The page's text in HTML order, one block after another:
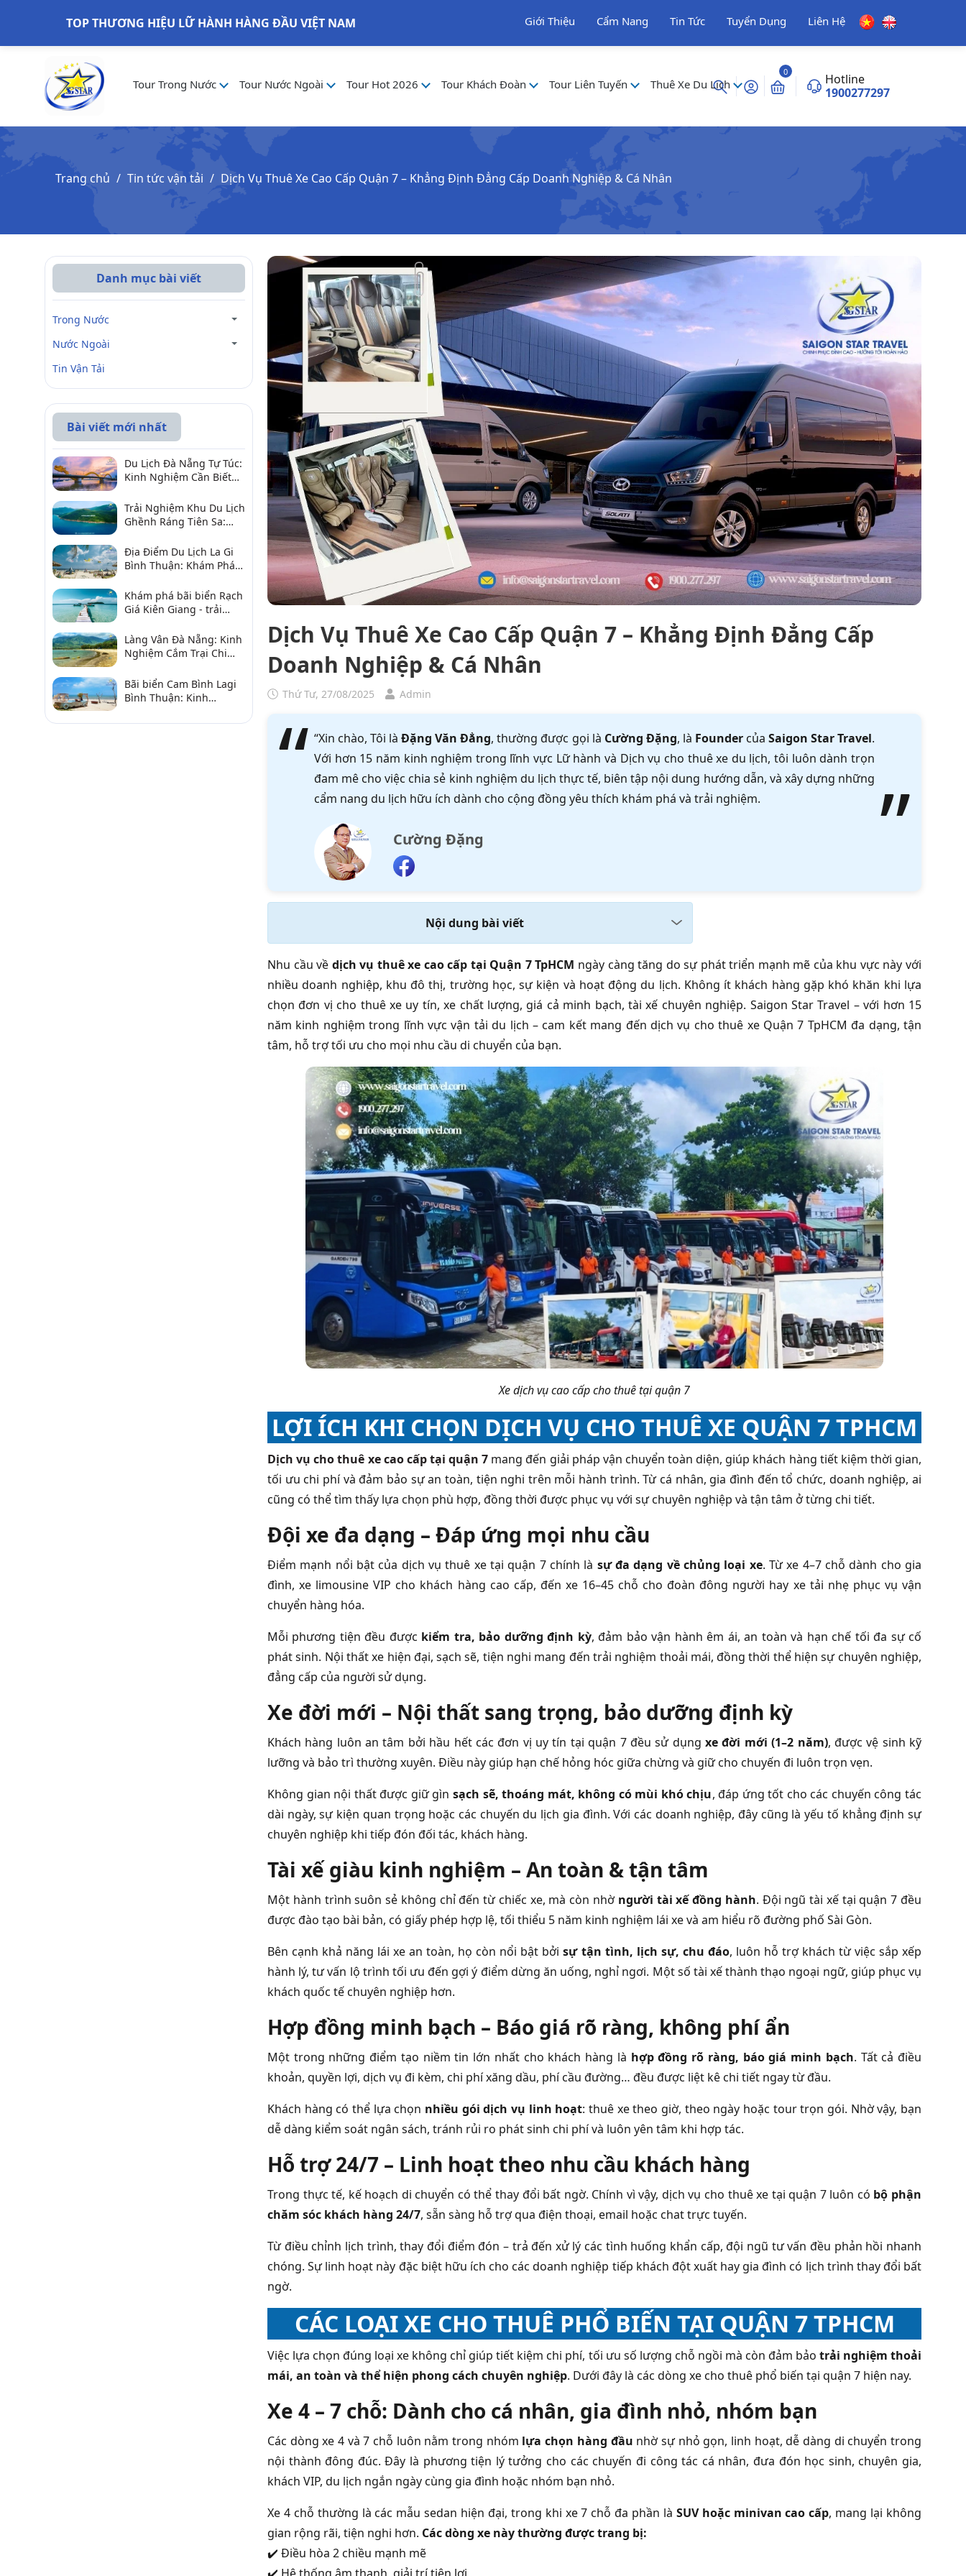
TOP THƯƠNG HIỆU LỮ HÀNH HÀNG ĐẦU VIỆT NAM Giới Thiệu Cẩm Nang Tin Tức Tuyển Dụng Liên Hệ
Tour Trong Nước Tour Nước Ngoài Tour Hot 2026 Tour Khách Đoàn Tour Liên Tuyến Thuê Xe Du Lịch
0
Hotline
1900277297
Trang chủ Tin tức vận tải Dịch Vụ Thuê Xe Cao Cấp Quận 7 – Khẳng Định Đẳng Cấp Doanh Nghiệp & Cá Nhân
Dịch Vụ Thuê Xe Cao Cấp Quận 7 – Khẳng Định Đẳng Cấp
Doanh Nghiệp & Cá Nhân
Thứ Tư, 27/08/2025 Admin
“Xin chào, Tôi làĐặng Văn Đẳng, thường được gọi là Cường Đặng, là Foundercủa Saigon Star Travel.
Với hơn 15 năm kinh nghiệm trong lĩnh vực Lữ hành và Dịch vụ cho thuê xe du lịch, tôi luôn dành trọn
đam mê cho việc chia sẻ kinh nghiệm du lịch thực tế, biên tập nội dung hướng dẫn, và xây dựng những
cẩm nang du lịch hữu ích dành cho cộng đồng yêu thích khám phá và trải nghiệm.
Cường Đặng
Nội dung bài viết
Nhu cầu về dịch vụ thuê xe cao cấp tại Quận 7 TpHCM ngày càng tăng do sự phát triển mạnh mẽ của khu vực này với
nhiều doanh nghiệp, khu đô thị, trường học, sự kiện và hoạt động du lịch. Không ít khách hàng gặp khó khăn khi lựa
chọn đơn vị cho thuê xe uy tín, xe chất lượng, giá cả minh bạch, tài xế chuyên nghiệp. Saigon Star Travel – với hơn 15
năm kinh nghiệm trong lĩnh vực vận tải du lịch – cam kết mang đến dịch vụ cho thuê xe Quận 7 TpHCM đa dạng, tận
tâm, hỗ trợ tối ưu cho mọi nhu cầu di chuyển của bạn.
Xe dịch vụ cao cấp cho thuê tại quận 7
LỢI ÍCH KHI CHỌN DỊCH VỤ CHO THUÊ XE QUẬN 7 TPHCM
Dịch vụ cho thuê xe cao cấp tại quận 7 mang đến giải pháp vận chuyển toàn diện, giúp khách hàng tiết kiệm thời gian,
tối ưu chi phí và đảm bảo sự an toàn, tiện nghi trên mỗi hành trình. Từ cá nhân, gia đình đến tổ chức, doanh nghiệp, ai
cũng có thể tìm thấy lựa chọn phù hợp, đồng thời được phục vụ với sự chuyên nghiệp và tận tâm ở từng chi tiết.
Đội xe đa dạng – Đáp ứng mọi nhu cầu
Điểm mạnh nổi bật của dịch vụ thuê xe tại quận 7 chính là sự đa dạng về chủng loại xe. Từ xe 4–7 chỗ dành cho gia
đình, xe limousine VIP cho khách hàng cao cấp, đến xe 16–45 chỗ cho đoàn đông người hay xe tải nhẹ phục vụ vận
chuyển hàng hóa.
Mỗi phương tiện đều được kiểm tra, bảo dưỡng định kỳ, đảm bảo vận hành êm ái, an toàn và hạn chế tối đa sự cố
phát sinh. Nội thất xe hiện đại, sạch sẽ, tiện nghi mang đến trải nghiệm thoải mái, đồng thời thể hiện sự chuyên nghiệp,
đẳng cấp của người sử dụng.
Xe đời mới – Nội thất sang trọng, bảo dưỡng định kỳ
Khách hàng luôn an tâm bởi hầu hết các đơn vị uy tín tại quận 7 đều sử dụngxe đời mới (1–2 năm), được vệ sinh kỹ
lưỡng và bảo trì thường xuyên. Điều này giúp hạn chế hỏng hóc giữa chừng và giữ cho chuyến đi luôn trọn vẹn.
Không gian nội thất được giữ gìn sạch sẽ, thoáng mát, không có mùi khó chịu, đáp ứng tốt cho các chuyến công tác
dài ngày, sự kiện quan trọng hoặc các chuyến du lịch gia đình. Với các doanh nghiệp, đây cũng là yếu tố khẳng định sự
chuyên nghiệp khi tiếp đón đối tác, khách hàng.
Tài xế giàu kinh nghiệm – An toàn & tận tâm
Một hành trình suôn sẻ không chỉ đến từ chiếc xe, mà còn nhờ người tài xế đồng hành. Đội ngũ tài xế tại quận 7 đều
được đào tạo bài bản, có giấy phép hợp lệ, tối thiểu 5 năm kinh nghiệm lái xe và am hiểu rõ đường phố Sài Gòn.
Bên cạnh khả năng lái xe an toàn, họ còn nổi bật bởisự tận tình, lịch sự, chu đáo, luôn hỗ trợ khách từ việc sắp xếp
hành lý, tư vấn lộ trình tối ưu đến gợi ý điểm dừng ăn uống, nghỉ ngơi. Một số tài xế thành thạo ngoại ngữ, giúp phục vụ
khách quốc tế chuyên nghiệp hơn.
Hợp đồng minh bạch – Báo giá rõ ràng, không phí ẩn
Một trong những điểm tạo niềm tin lớn nhất cho khách hàng là hợp đồng rõ ràng, báo giá minh bạch. Tất cả điều
khoản, quyền lợi, dịch vụ đi kèm, chi phí xăng dầu, phí cầu đường… đều được liệt kê chi tiết ngay từ đầu.
Khách hàng có thể lựa chọn nhiều gói dịch vụ linh hoạt: thuê xe theo giờ, theo ngày hoặc tour trọn gói. Nhờ vậy, bạn
dễ dàng kiểm soát ngân sách, tránh rủi ro phát sinh chi phí và luôn yên tâm khi hợp tác.
Hỗ trợ 24/7 – Linh hoạt theo nhu cầu khách hàng
Trong thực tế, kế hoạch di chuyển có thể thay đổi bất ngờ. Chính vì vậy, dịch vụ cho thuê xe tại quận 7 luôn có bộ phận
chăm sóc khách hàng 24/7, sẵn sàng hỗ trợ qua điện thoại, email hoặc chat trực tuyến.
Từ điều chỉnh lịch trình, thay đổi điểm đón – trả đến xử lý các tình huống khẩn cấp, đội ngũ tư vấn đều phản hồi nhanh
chóng. Sự linh hoạt này đặc biệt hữu ích cho các doanh nghiệp tiếp khách đột xuất hay gia đình có lịch trình thay đổi bất
ngờ.
CÁC LOẠI XE CHO THUÊ PHỔ BIẾN TẠI QUẬN 7 TPHCM
Việc lựa chọn đúng loại xe không chỉ giúp tiết kiệm chi phí, tối ưu số lượng chỗ ngồi mà còn đảm bảo trải nghiệm thoải
mái, an toàn và thể hiện phong cách chuyên nghiệp. Dưới đây là các dòng xe cho thuê phổ biến tại quận 7 hiện nay.
Xe 4 – 7 chỗ: Dành cho cá nhân, gia đình nhỏ, nhóm bạn
Các dòng xe 4 và 7 chỗ luôn nằm trong nhóm lựa chọn hàng đầu nhờ sự nhỏ gọn, linh hoạt, dễ dàng di chuyển trong
nội thành đông đúc. Đây là phương tiện lý tưởng cho các chuyến đi công tác cá nhân, đưa đón học sinh, chuyên gia,
khách VIP, du lịch ngắn ngày cùng gia đình hoặc nhóm bạn nhỏ.
Xe 4 chỗ thường là các mẫu sedan hiện đại, trong khi xe 7 chỗ đa phần là SUV hoặc minivan cao cấp, mang lại không
gian rộng rãi, tiện nghi hơn. Các dòng xe này thường được trang bị:
✔️ Điều hòa 2 chiều mạnh mẽ
Danh mục bài viết
Trong Nước
Nước Ngoài
Tin Vận Tải
Bài viết mới nhất
Du Lịch Đà Nẵng Tự Túc:
Kinh Nghiệm Cần Biết
Vời
Trải Nghiệm Khu Du Lịch
Ghềnh Ráng Tiên Sa:
Qua
Địa Điểm Du Lịch La Gi
Bình Thuận: Khám Phá 6
2026
Khám phá bãi biển Rạch
Giá Kiên Giang - trải
Làng Vân Đà Nẵng: Kinh
Nghiệm Cắm Trại Chi
Bãi biển Cam Bình Lagi
Bình Thuận: Kinh
sản, điểm gần